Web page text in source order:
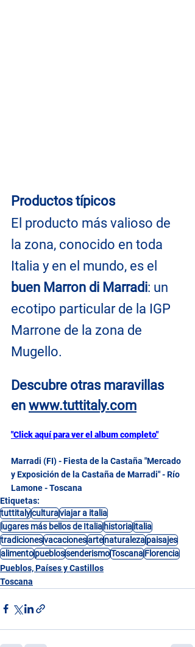
Productos típicos
El producto más valioso de
la zona, conocido en toda
Italia y en el mundo, es el
buen Marron di Marradi: un
ecotipo particular de la IGP
Marrone de la zona de
Mugello.
Descubre otras maravillas
en www.tuttitaly.com
"Click aquí para ver el album completo"
Marradi (FI) - Fiesta de la Castaña "Mercado
y Exposición de la Castaña de Marradi" - Río
Lamone - Toscana
Etiquetas:
tuttitalyculturaviajar a italia
lugares más bellos de Italiahistoriaitalia
tradicionesvacacionesartenaturalezapaisajes
alimentopueblossenderismoToscanaFlorencia
Pueblos, Países y Castillos
Toscana